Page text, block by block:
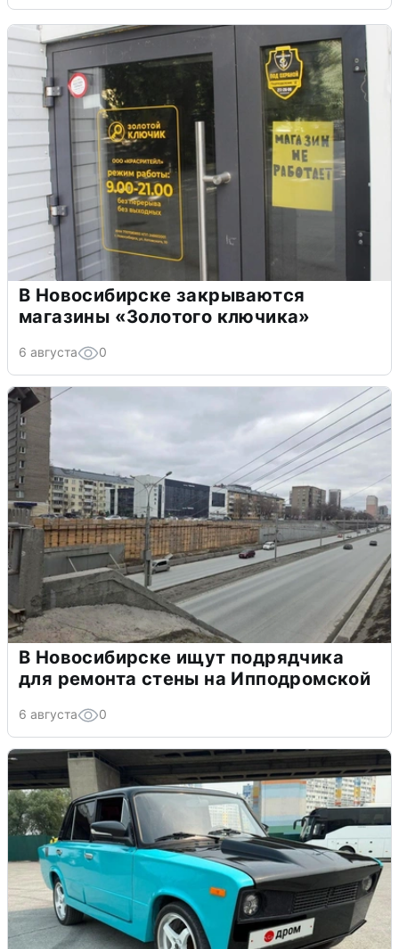
В Новосибирске закрываются
магазины «Золотого ключика»
6 августа 0
В Новосибирске ищут подрядчика
для ремонта стены на Ипподромской
6 августа 0